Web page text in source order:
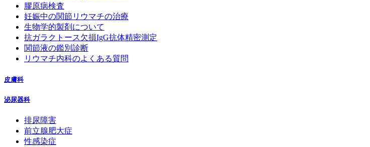
膠原病検査
妊娠中の関節リウマチの治療
生物学的製剤について
抗ガラクトース欠損IgG抗体精密測定
関節液の鑑別診断
リウマチ内科のよくある質問
皮膚科
泌尿器科
排尿障害
前立腺肥大症
性感染症